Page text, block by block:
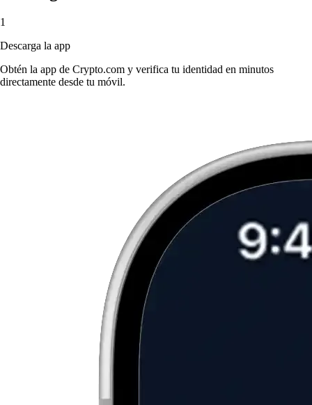
1
Descarga la app
Obtén la app de Crypto.com y verifica tu identidad en minutos
directamente desde tu móvil.